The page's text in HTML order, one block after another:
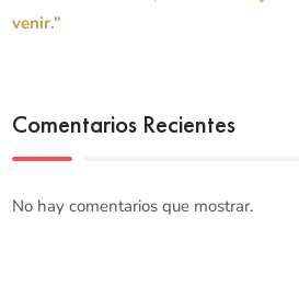
venir.”
Comentarios Recientes
No hay comentarios que mostrar.